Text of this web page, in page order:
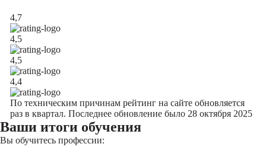
4,7
4,5
4,5
4,4
По техническим причинам рейтинг на сайте обновляется
раз в квартал. Последнее обновление было 28 октября 2025
Ваши итоги обучения
Вы обучитесь профессии: